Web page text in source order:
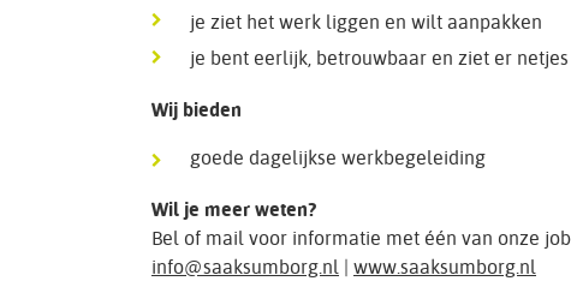
je ziet het werk liggen en wilt aanpakken
je bent eerlijk, betrouwbaar en ziet er
Wij bieden
goede dagelijkse werkbegeleiding
Wil je meer weten?
Bel of mail voor informatie met één van onze
info@saaksumborg.nl
www.saaksumborg.nl